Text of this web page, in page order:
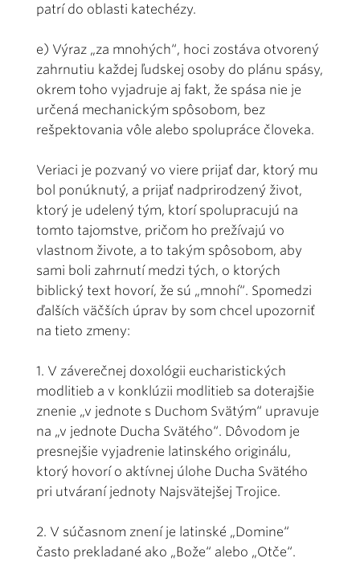
patrí do oblasti katechézy.
e) Výraz „za mnohých“, hoci zostáva otvorený
zahrnutiu každej ľudskej osoby do plánu spásy,
okrem toho vyjadruje aj fakt, že spása nie je
určená mechanickým spôsobom, bez
rešpektovania vôle alebo spolupráce človeka.
Veriaci je pozvaný vo viere prijať dar, ktorý mu
bol ponúknutý, a prijať nadprirodzený život,
ktorý je udelený tým, ktorí spolupracujú na
tomto tajomstve, pričom ho prežívajú vo
vlastnom živote, a to takým spôsobom, aby
sami boli zahrnutí medzi tých, o ktorých
biblický text hovorí, že sú „mnohí“. Spomedzi
ďalších väčších úprav by som chcel upozorniť
na tieto zmeny:
1. V záverečnej doxológii eucharistických
modlitieb a v konklúzii modlitieb sa doterajšie
znenie „v jednote s Duchom Svätým“ upravuje
na „v jednote Ducha Svätého“. Dôvodom je
presnejšie vyjadrenie latinského originálu,
ktorý hovorí o aktívnej úlohe Ducha Svätého
pri utváraní jednoty Najsvätejšej Trojice.
2. V súčasnom znení je latinské „Domine“
často prekladané ako „Bože“ alebo „Otče“.